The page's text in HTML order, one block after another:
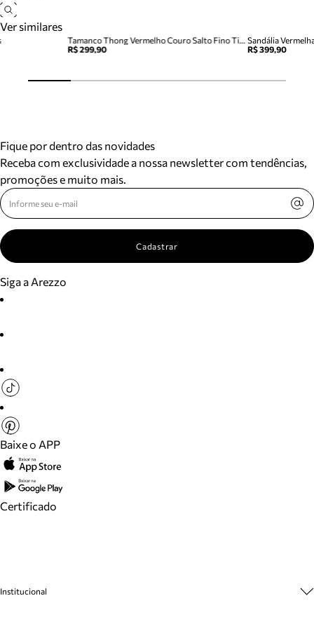
Ver similares
Tamanco Thong Vermelho Couro Salto Fino Tira Dedo
R$ 299,90
Sandália
R$ 399,90
Fique por dentro das novidades
Receba com exclusividade a nossa newsletter com tendências,
promoções e muito mais.
Cadastrar
Siga a Arezzo
Baixe o APP
Certificado
Institucional